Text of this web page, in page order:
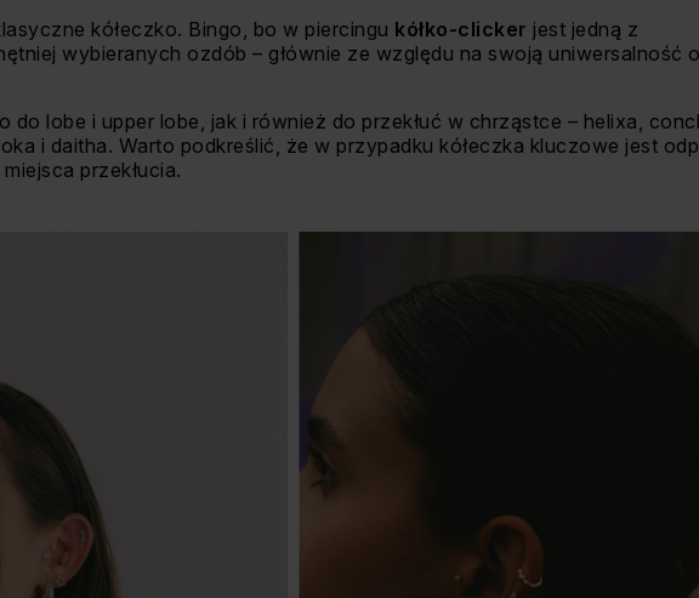
kółeczko. Bingo, bo w piercingu kółko-clicker jest jedną z
wybieranych ozdób – głównie ze względu na swoją uniwersalność
do lobe i upper lobe, jak i również do przekłuć w chrząstce – helixa,
i daitha. Warto podkreślić, że w przypadku kółeczka kluczowe jest
przekłucia.